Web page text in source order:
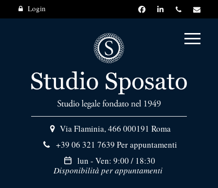
Login
Via Flaminia, 466 000191 Roma
+39 06 321 7639 Per appuntamenti
lun - Ven: 9:00 / 18:30
Disponibilità per appuntamenti